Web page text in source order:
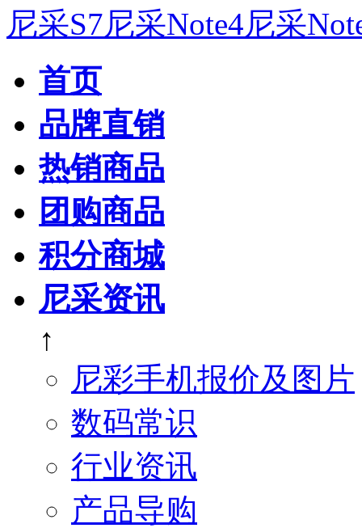
尼采S7尼采Note4尼采
首页
品牌直销
热销商品
团购商品
积分商城
尼采资讯
↑
尼彩手机报价及图片
数码常识
行业资讯
产品导购